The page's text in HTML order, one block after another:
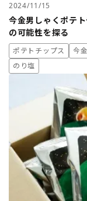
2024/11/15
今金男しゃくポテ
の可能性を探る
ポテトチップス 今
のり塩